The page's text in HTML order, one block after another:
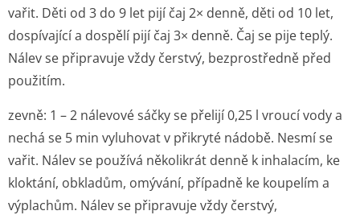
vařit. Děti od 3 do 9 let pijí čaj 2× denně, děti od 10 let,
dospívající a dospělí pijí čaj 3× denně. Čaj se pije teplý.
Nálev se připravuje vždy čerstvý, bezprostředně před
použitím.
zevně: 1 – 2 nálevové sáčky se přelijí 0,25 l vroucí vody a
nechá se 5 min vyluhovat v přikryté nádobě. Nesmí se
vařit. Nálev se používá několikrát denně k inhalacím, ke
kloktání, obkladům, omývání, případně ke koupelím a
výplachům. Nálev se připravuje vždy čerstvý,